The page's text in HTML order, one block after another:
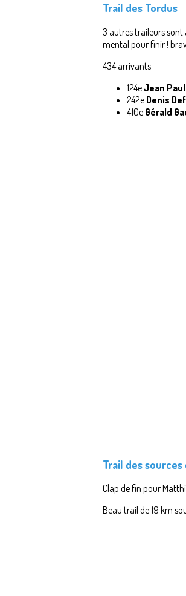
Trail des Tordus
3 autres traileurs sont
mental pour finir !
434 arrivants
124eJean
242e Denis
410e Gérald
Trail des sources
Clap de fin pour
Beau trail de 19 km